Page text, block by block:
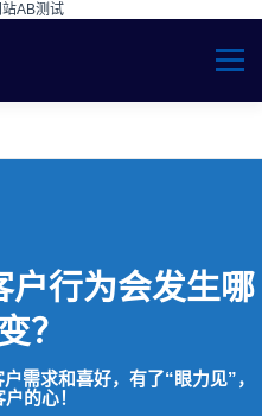
AB测试
Menu
户行为会发生哪
？
需求和喜好，有了“眼力见”，
的心！